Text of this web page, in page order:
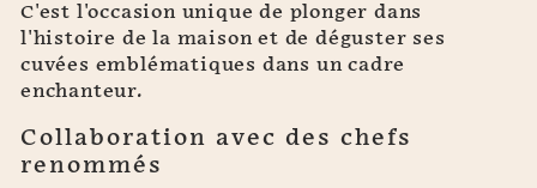
C'est l'occasion unique de plonger dans
l'histoire de la maison et de déguster ses
cuvées emblématiques dans un cadre
enchanteur.
Collaboration avec des chefs
renommés